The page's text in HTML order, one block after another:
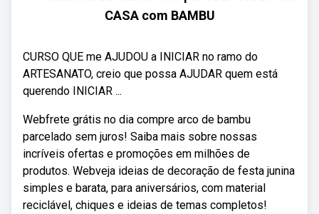
CASA com BAMBU
CURSO QUE me AJUDOU a INICIAR no ramo do
ARTESANATO, creio que possa AJUDAR quem está
querendo INICIAR ...
Webfrete grátis no dia compre arco de bambu
parcelado sem juros! Saiba mais sobre nossas
incríveis ofertas e promoções em milhões de
produtos. Webveja ideias de decoração de festa junina
simples e barata, para aniversários, com material
reciclável, chiques e ideias de temas completos!